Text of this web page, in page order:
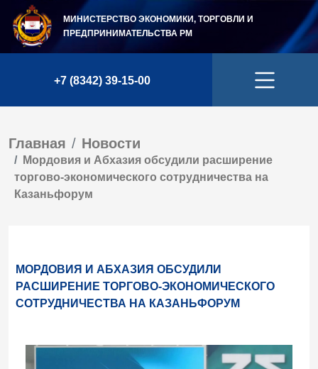
МИНИСТЕРСТВО ЭКОНОМИКИ, ТОРГОВЛИ И
ПРЕДПРИНИМАТЕЛЬСТВА РМ
+7 (8342) 39-15-00
Главная Новости
Мордовия и Абхазия обсудили расширение
торгово-экономического сотрудничества на
Казаньфорум
МОРДОВИЯ И АБХАЗИЯ ОБСУДИЛИ
РАСШИРЕНИЕ ТОРГОВО-ЭКОНОМИЧЕСКОГО
СОТРУДНИЧЕСТВА НА КАЗАНЬФОРУМ